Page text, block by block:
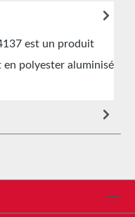
est un produit
polyester aluminisé